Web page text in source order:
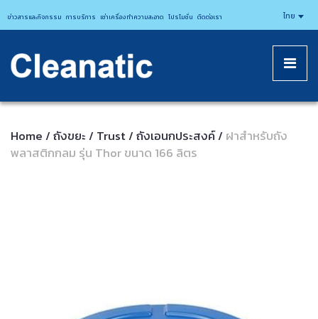
CLEANATICJ
ข่าวสารและกิจกรรม การบริการ เช่าเครื่องทำความสะอาด โปรโมชั่น ติดต่อเรา ไทย
Home / ถังขยะ / Trust/ ถังเอนกประสงค์/ ฝาสำหรับถัง
พลาสติกกลม รุ่น Thor ขนาด 166 ลิตร